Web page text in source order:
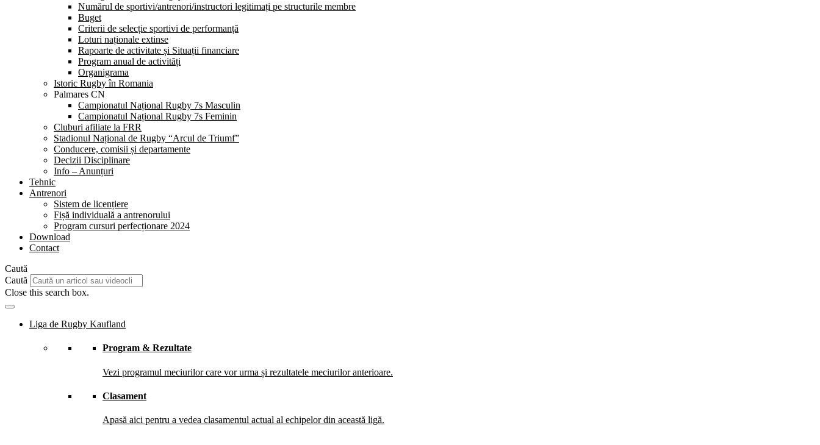
Numărul de sportivi/antrenori/instructori legitimați pe structurile membre
Buget
Criterii de selecție sportivi de performanță
Loturi naționale extinse
Rapoarte de activitate și Situații financiare
Program anual de activități
Organigrama
Istoric Rugby în Romania
Palmares CN
Campionatul Național Rugby 7s Masculin
Campionatul Național Rugby 7s Feminin
Cluburi afiliate la FRR
Stadionul Național de Rugby “Arcul de Triumf”
Conducere, comisii și departamente
Decizii Disciplinare
Info – Anunțuri
Tehnic
Antrenori
Sistem de licențiere
Fișă individuală a antrenorului
Program cursuri perfecționare 2024
Download
Contact
Caută
Caută
Close this search box.
Liga de Rugby Kaufland
Program & Rezultate
Vezi programul meciurilor care vor urma și rezultatele meciurilor anterioare.
Clasament
Apasă aici pentru a vedea clasamentul actual al echipelor din această ligă.